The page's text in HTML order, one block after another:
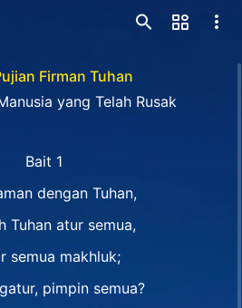
Firman Tuhan
yang Telah Rusak
Bait 1
dengan Tuhan,
Tuhan atur semua,
semua makhluk;
pimpin semua?